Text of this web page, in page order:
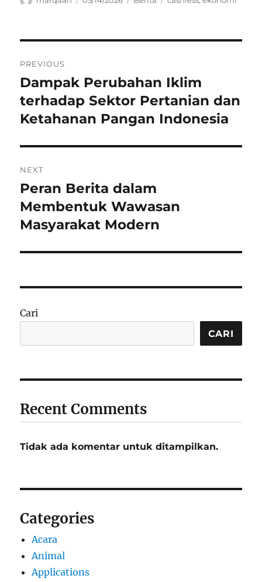
pos
PREVIOUS
Previous
post:
Dampak Perubahan Iklim
terhadap Sektor Pertanian dan
Ketahanan Pangan Indonesia
NEXT
Next
post:
Peran Berita dalam
Membentuk Wawasan
Masyarakat Modern
Cari
CARI
Recent Comments
Tidak ada komentar untuk ditampilkan.
Categories
Acara
Animal
Applications